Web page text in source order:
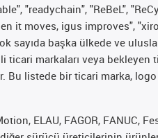
"readychain", "ReBeL",
it moves, igus improves",
başka ülkede ve
markaları veya
listede bir ticari marka,
ELAU, FAGOR, FANUC,